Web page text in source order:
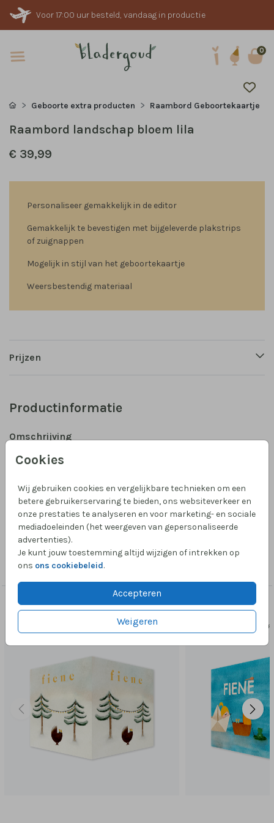
Voor 17:00 uur besteld, vandaag in productie
0
Cookies
Wij gebruiken cookies en vergelijkbare technieken om een
betere gebruikerservaring te bieden, ons websiteverkeer en
onze prestaties te analyseren en voor marketing- en sociale
mediadoeleinden (het weergeven van gepersonaliseerde
advertenties).
Je kunt jouw toestemming altijd wijzigen of intrekken op
ons ons cookiebeleid.
Accepteren
Weigeren
Geboorte extra producten Raambord Geboortekaartje
Raambord landschap bloem lila
€ 39,99
Personaliseer gemakkelijk in de editor
Gemakkelijk te bevestigen met bijgeleverde plakstrips
of zuignappen
Mogelijk in stijl van het geboortekaartje
Weersbestendig materiaal
Prijzen
Productinformatie
Omschrijving
Maak de geboorte van je kindje bekend met dit
landschap met kleurrijke heuvels. Bestel 'm vooraf
zonder datum, met alleen de naam of juist direct
nadat de baby is geboren, met de datum.
Toon meer
Collectie
Raambord Geboortekaartje
Dit vind je misschien ook leuk